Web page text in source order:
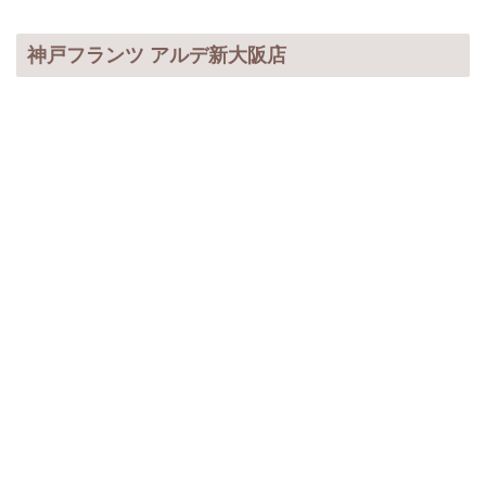
神戸フランツ アルデ新大阪店